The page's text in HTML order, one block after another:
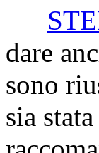
dare
sono
sia